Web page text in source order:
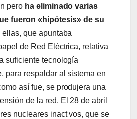
pero ha eliminado varias
fueron «hipótesis» de su
ellas, que apuntaba
de Red Eléctrica, relativa
suficiente tecnología
para respaldar al sistema en
así fue, se produjera una
de la red. El 28 de abril
nucleares inactivos, que se